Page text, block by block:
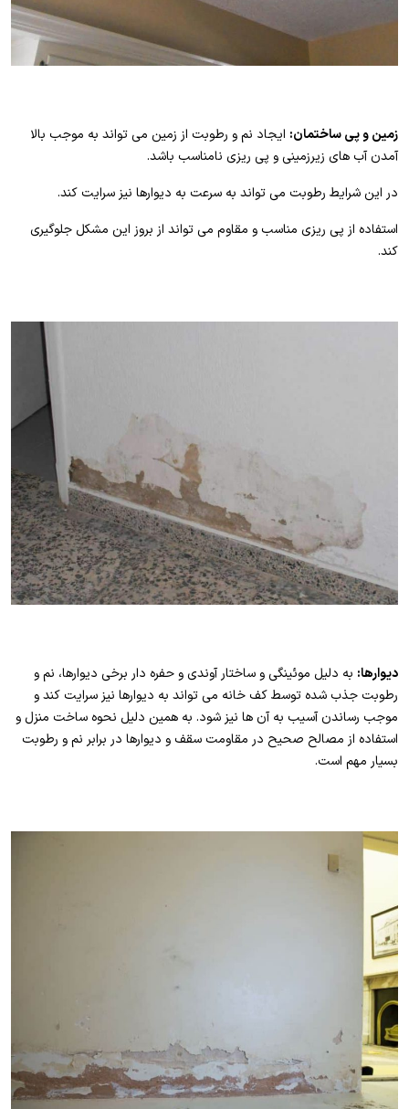
زمین و پی ساختمان: ایجاد نم و رطوبت از زمین می تواند به موجب بالا
آمدن آب های زیرزمینی و پی ریزی نامناسب باشد.
در این شرایط رطوبت می تواند به سرعت به دیوارها نیز سرایت کند.
استفاده از پی ریزی مناسب و مقاوم می تواند از بروز این مشکل جلوگیری
کند.
دیوارها: به دلیل موئینگی و ساختار آوندی و حفره دار برخی دیوارها، نم و
رطوبت جذب شده توسط کف خانه می تواند به دیوارها نیز سرایت کند و
موجب رساندن آسیب به آن ها نیز شود. به همین دلیل نحوه ساخت منزل و
استفاده از مصالح صحیح در مقاومت سقف و دیوارها در برابر نم و رطوبت
بسیار مهم است.